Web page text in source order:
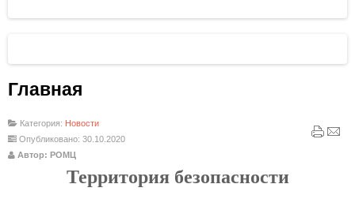
Главная
Категория: Новости
Опубликовано: 30.10.2020
Автор: РОМЦ
Территория безопасности